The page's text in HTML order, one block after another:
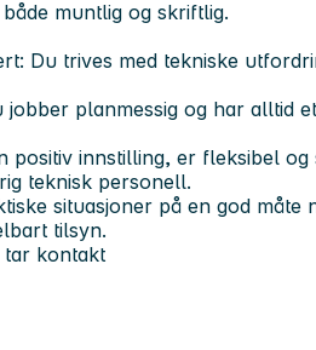
muntlig og skriftlig.
Du trives med tekniske
jobber planmessig og har alltid
positiv innstilling, er fleksibel og
teknisk personell.
situasjoner på en god måte
tilsyn.
tar kontakt